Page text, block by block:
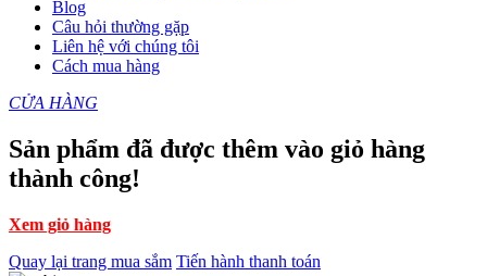
Blog
Câu hỏi thường gặp
Liên hệ với chúng tôi
Cách mua hàng
CỬA HÀNG
Sản phẩm đã được thêm vào giỏ hàng
thành công!
Xem giỏ hàng
Quay lại trang mua sắm Tiến hành thanh toán